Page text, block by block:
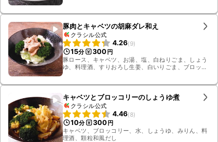
豚肉とキャベツの胡麻ダレ和え
クラシル公式
4.26(9)
15分 300 円
豚ロース、キャベツ、お湯、塩、白ねりごま、しょう
ゆ、料理酒、すりおろし生姜、白いりごま、ブロッコ
キャベツとブロッコリーのしょうゆ煮
クラシル公式
4.46(8)
10分 300 円
キャベツ、ブロッコリー、水、しょうゆ、みりん、料
理酒、顆粒和風だし